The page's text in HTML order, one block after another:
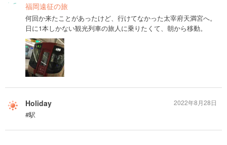
福岡遠征の旅
何回か来たことがあったけど、行けてなかった太宰府天満宮へ。
日に1本しかない観光列車の旅人に乗りたくて、朝から移動。
Holiday
#駅
2022年8月28日